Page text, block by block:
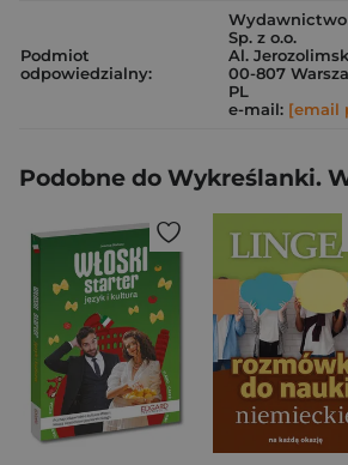
Podmiot
odpowiedzialny:
Wydawnictwo
Sp. z o.o.
Al.
00-807
PL
e-mail: [email
Podobne do Wykreślanki.